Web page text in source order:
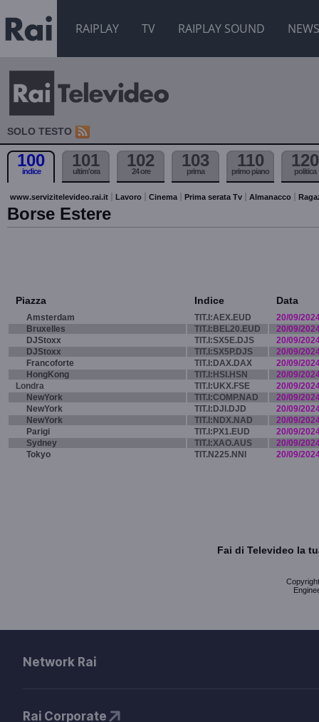
RAIPLAY TV RAIPLAY SOUND NEWS
SOLO TESTO
100
indice
101
ultim'ora
102
24 ore
103
prima
110
primo piano
120
politica
www.servizitelevideo.rai.it Lavoro Cinema Prima serata Tv Almanacco
Borse Estere
Piazza Indice Data
Amsterdam TIT.I:AEX.EUD
20/09/
Bruxelles
TIT.I:BEL20.EUD
20/09/
DJStoxx
TIT.I:SX5E.DJS
20/09/
DJStoxx
TIT.I:SX5P.DJS
20/09/
Francoforte
TIT.I:DAX.DAX
20/09/
HongKong
TIT.I:HSI.HSN
20/09/
Londra
TIT.I:UKX.FSE
20/09/
NewYork
TIT.I:COMP.NAD
20/09/
NewYork
TIT.I:DJI.DJD
20/09/
NewYork
TIT.I:NDX.NAD
20/09/
Parigi
TIT.I:PX1.EUD
20/09/
Sydney
TIT.I:XAO.AUS
20/09/
Tokyo
TIT.N225.NNI 20/09/
Fai di Televideo la